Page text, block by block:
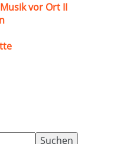
vor Ort II